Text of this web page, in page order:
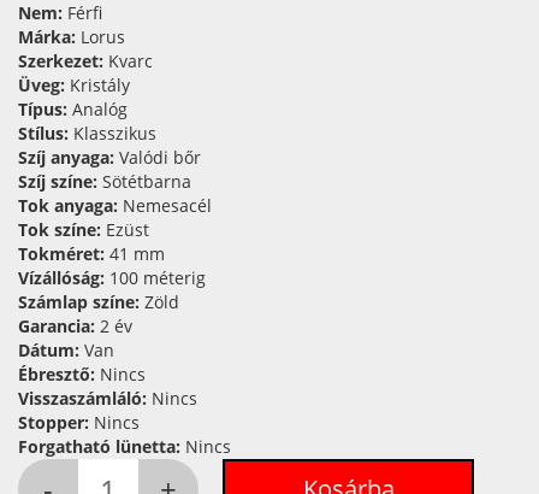
Nem: Férfi
Márka: Lorus
Szerkezet: Kvarc
Üveg: Kristály
Típus: Analóg
Stílus: Klasszikus
Szíj anyaga: Valódi bőr
Szíj színe: Sötétbarna
Tok anyaga: Nemesacél
Tok színe: Ezüst
Tokméret: 41 mm
Vízállóság: 100 méterig
Számlap színe: Zöld
Garancia: 2 év
Dátum: Van
Ébresztő: Nincs
Visszaszámláló: Nincs
Stopper: Nincs
Forgatható lünetta: Nincs